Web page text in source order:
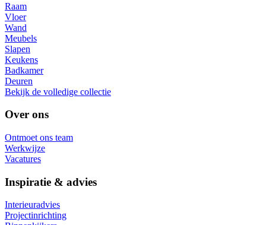
Raam
Vloer
Wand
Meubels
Slapen
Keukens
Badkamer
Deuren
Bekijk de volledige collectie
Over ons
Ontmoet ons team
Werkwijze
Vacatures
Inspiratie & advies
Interieuradvies
Projectinrichting